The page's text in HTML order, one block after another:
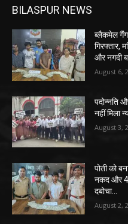
BILASPUR NEWS
ब्लैकमेल गैंग
गिरफ्तार,
और नगदी
August 6,
पदोन्नति
नहीं मिला
August 3,
पोती को
नकद और
दबोचा…
August 2,